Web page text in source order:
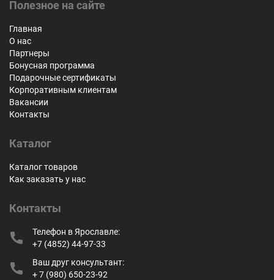
Полезное на сайте
Главная
О нас
Партнеры
Бонусная программа
Подарочные сертификаты
Корпоративным клиентам
Вакансии
Контакты
Каталог
Каталог товаров
Как заказать у нас
Контакты
Телефон в Ярославле:
+7 (4852) 44-97-33
Ваш друг консультант:
+ 7 (980) 650-23-92